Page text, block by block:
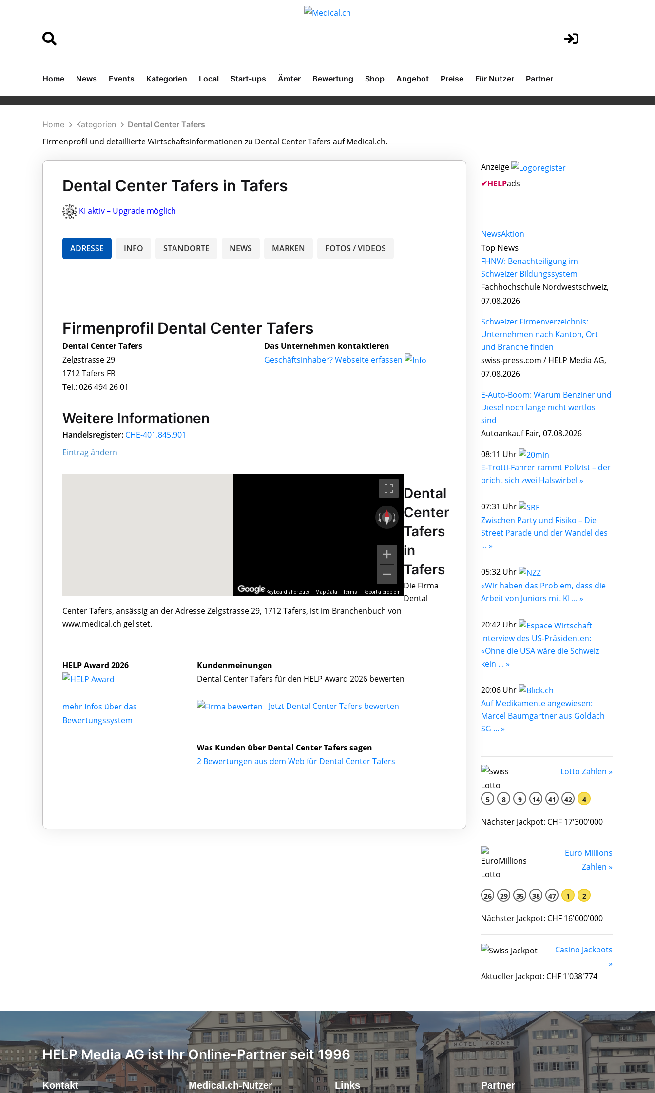
Home News Events Kategorien Local Start-ups Ämter Bewertung Shop Angebot Preise Für Nutzer Partner
Home Kategorien Dental Center Tafers
Firmenprofil und detaillierte Wirtschaftsinformationen zu Dental Center Tafers auf Medical.ch.
Dental Center Tafers in Tafers
KI aktiv – Upgrade möglich
ADRESSE INFO STANDORTE NEWS MARKEN FOTOS / VIDEOS
Firmenprofil Dental Center Tafers
Dental Center Tafers
Zelgstrasse 29
1712 Tafers FR
Tel.: 026 494 26 01
Das Unternehmen kontaktieren
Geschäftsinhaber? Webseite erfassen
Weitere Informationen
Handelsregister: CHE-401.845.901
Eintrag ändern
Keyboard shortcuts Map Data Terms Report a problem
Dental
Center
Tafers
in
Tafers
Die Firma
Dental
Center Tafers, ansässig an der Adresse Zelgstrasse 29, 1712 Tafers, ist im Branchenbuch von
www.medical.ch gelistet.
HELP Award 2026
mehr Infos über das
Bewertungssystem
Kundenmeinungen
Dental Center Tafers für den HELP Award 2026 bewerten
Jetzt Dental Center Tafers bewerten
Was Kunden über Dental Center Tafers sagen
2 Bewertungen aus dem Web für Dental Center Tafers
Anzeige
✔HELPads
NewsAktion
Top News
FHNW: Benachteiligung im
Schweizer Bildungssystem
Fachhochschule Nordwestschweiz,
07.08.2026
Schweizer Firmenverzeichnis:
Unternehmen nach Kanton, Ort
und Branche finden
swiss-press.com / HELP Media AG,
07.08.2026
E-Auto-Boom: Warum Benziner und
Diesel noch lange nicht wertlos
sind
Autoankauf Fair, 07.08.2026
08:11 Uhr
E-Trotti-Fahrer rammt Polizist – der
bricht sich zwei Halswirbel »
07:31 Uhr
Zwischen Party und Risiko – Die
Street Parade und der Wandel des
... »
05:32 Uhr
«Wir haben das Problem, dass die
Arbeit von Juniors mit KI ... »
20:42 Uhr
Interview des US-Präsidenten:
«Ohne die USA wäre die Schweiz
kein ... »
20:06 Uhr
Auf Medikamente angewiesen:
Marcel Baumgartner aus Goldach
SG ... »
Lotto Zahlen »
5 8 9 14 41 42 4
Nächster Jackpot: CHF 17'300'000
Euro Millions
Zahlen »
26 29 35 38 47 1 2
Nächster Jackpot: CHF 16'000'000
Casino Jackpots
»
Aktueller Jackpot: CHF 1'038'774
HELP Media AG ist Ihr Online-Partner seit 1996
Kontakt Medical.ch-Nutzer Links Partner